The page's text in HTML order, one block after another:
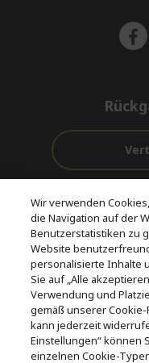
Kostenloser
Versand
© 2026 Acer Inc.
CPYou BV ist der
Produkte und
werden.
Wir verwenden
die Navigation auf der
Benutzerstatistiken zu
Website
personalisierte Inhalte
Sie auf „Alle
Verwendung und
gemäß unserer
kann jederzeit
Einstellungen“ können
einzelnen Cookie-